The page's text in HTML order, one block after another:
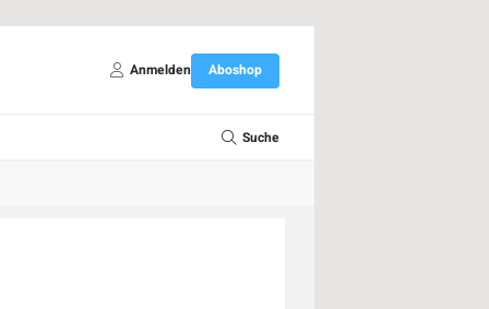
Anmelden Aboshop
Suche